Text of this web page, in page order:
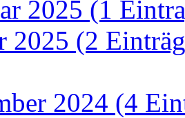
2025 (1
2025 (2
2024 (4